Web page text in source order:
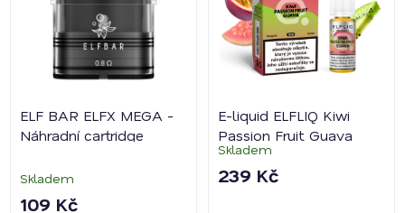
ELF BAR ELFX MEGA -
Náhradní cartridge
Skladem
109 Kč
E-liquid ELFLIQ Kiwi
Passion Fruit Guava
Skladem
239 Kč